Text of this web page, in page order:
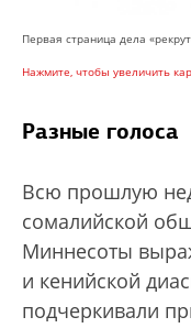
Первая страница дела
Нажмите, чтобы увеличить
Разные голоса
Всю прошлую
сомалийской
Миннесоты
и кенийской
подчеркивали